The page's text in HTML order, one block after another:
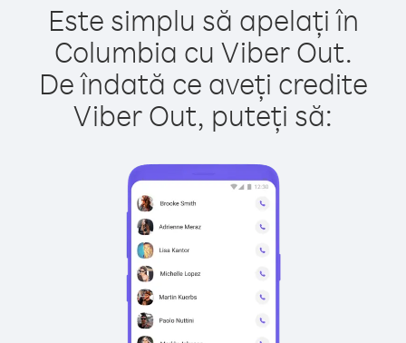
Este simplu să apelați în
Columbia cu Viber Out.
De îndată ce aveți credite
Viber Out, puteți să: